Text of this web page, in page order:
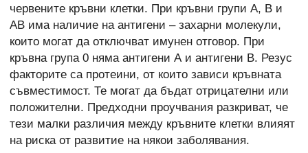
червените кръвни клетки. При кръвни групи A, B и
AB има наличие на антигени – захарни молекули,
които могат да отключват имунен отговор. При
кръвна група 0 няма антигени А и антигени В. Резус
факторите са протеини, от които зависи кръвната
съвместимост. Те могат да бъдат отрицателни или
положителни. Предходни проучвания разкриват, че
тези малки различия между кръвните клетки влияят
на риска от развитие на някои заболявания.